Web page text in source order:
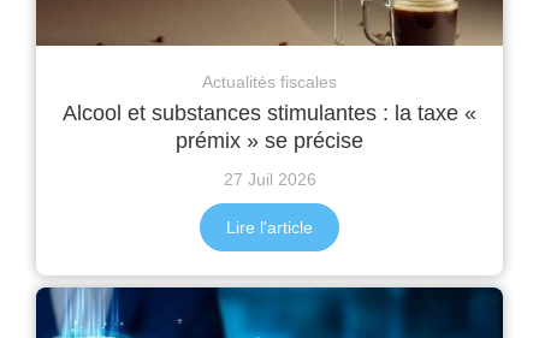
Actualités fiscales
Alcool et substances stimulantes : la taxe «
prémix » se précise
27 Juil 2026
Lire l'article